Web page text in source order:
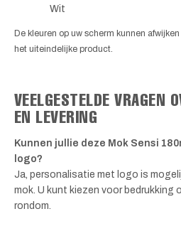
Wit
De kleuren op uw scherm kunnen
het uiteindelijke product.
VEELGESTELDE VRAGEN
EN LEVERING
Kunnen jullie deze Mok Sensi
logo?
Ja, personalisatie met logo is
mok. U kunt kiezen voor bedrukking
rondom.